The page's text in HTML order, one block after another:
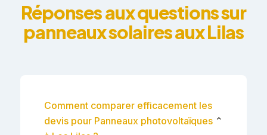
Réponses aux questions sur
panneaux solaires aux Lilas
Comment comparer efficacement les
devis pour Panneaux photovoltaïques ⌄